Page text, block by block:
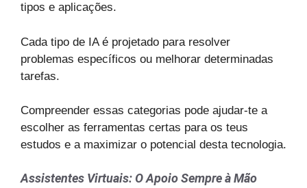
tipos e aplicações.
Cada tipo de IA é projetado para resolver
problemas específicos ou melhorar determinadas
tarefas.
Compreender essas categorias pode ajudar-te a
escolher as ferramentas certas para os teus
estudos e a maximizar o potencial desta tecnologia.
Assistentes Virtuais: O Apoio Sempre à Mão